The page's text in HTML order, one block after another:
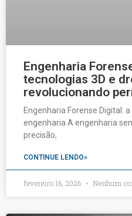
Engenharia
tecnologias 3D e
revolucionando
Engenharia Forense Digital:
engenharia A engenharia
precisão,
CONTINUE LENDO»
fevereiro 16, 2026 Nenhum